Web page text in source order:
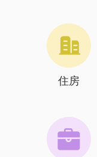
住房